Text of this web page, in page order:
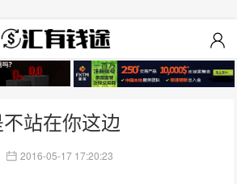
站在你这边
2016-05-17 17:20:23